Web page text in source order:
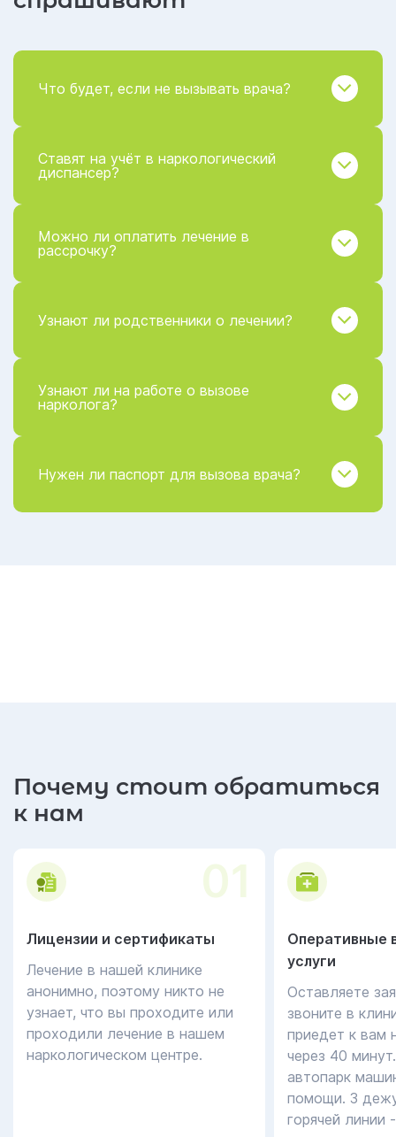
Что будет, если не вызывать врача?
Ставят на учёт в наркологический
диспансер?
Можно ли оплатить лечение в
рассрочку?
Узнают ли родственники о лечении?
Узнают ли на работе о вызове
нарколога?
Нужен ли паспорт для вызова врача?
Почему стоит обратиться
к нам
01
Лицензии и сертификаты
Лечение в нашей клинике
анонимно, поэтому никто не
узнает, что вы проходите или
проходили лечение в нашем
наркологическом центре.
Оперативные
услуги
Оставляете
звоните в
приедет к вам
через 40
автопарк
помощи. 3
горячей линии